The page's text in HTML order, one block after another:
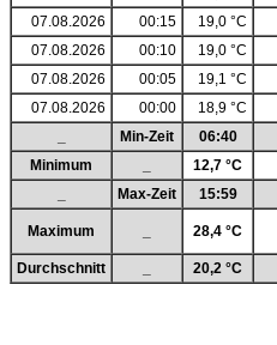
07.08.2026
00:15 19,0 °C
07.08.2026
00:10 19,0 °C
07.08.2026
00:05 19,1 °C
07.08.2026
00:00 18,9 °C
Min-Zeit 06:40
Minimum
12,7 °C
Max-Zeit 15:59
Maximum 28,4 °C
Durchschnitt 20,2 °C